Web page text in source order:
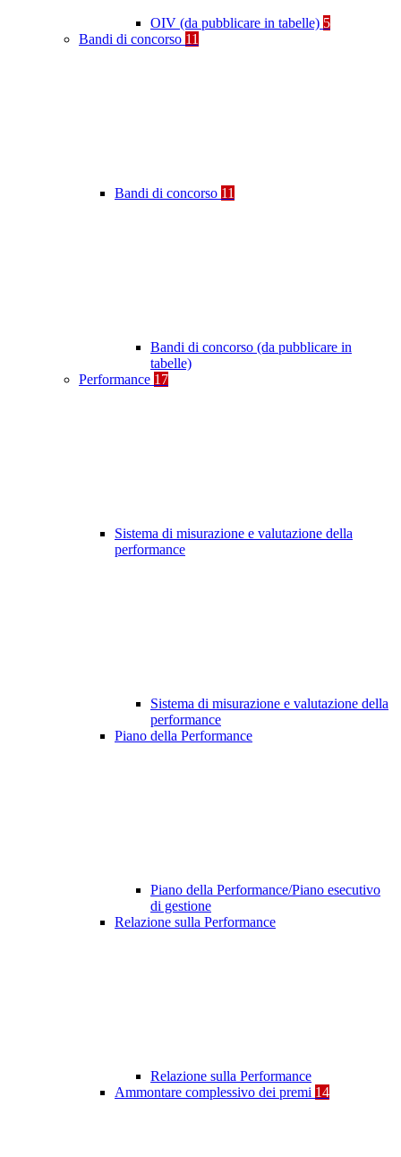
OIV (da pubblicare in tabelle) 5
Bandi di concorso 11
Bandi di concorso 11
Bandi di concorso (da pubblicare in
tabelle)
Performance 17
Sistema di misurazione e valutazione della
performance
Sistema di misurazione e valutazione della
performance
Piano della Performance
Piano della Performance/Piano esecutivo
di gestione
Relazione sulla Performance
Relazione sulla Performance
Ammontare complessivo dei premi 14